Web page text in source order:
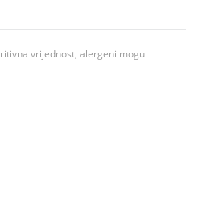
vrijednost, alergeni mogu